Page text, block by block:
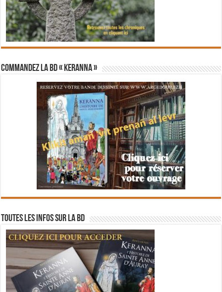
Commandez la BD « Keranna »
Toutes les infos sur la BD